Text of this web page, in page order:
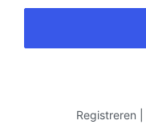
Registreren